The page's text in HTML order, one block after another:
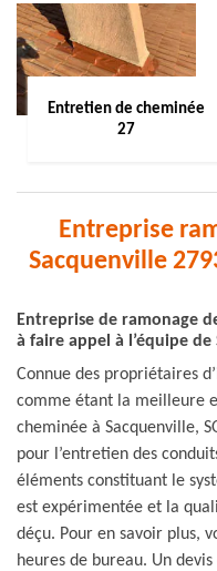
Entretien de cheminée
27
Entreprise
Sacquenville
Entreprise de ramonage
à faire appel à l’équipe de
Connue des propriétaires
comme étant la meilleure
cheminée à Sacquenville,
pour l’entretien des
éléments constituant le
est expérimentée et la
déçu. Pour en savoir plus,
heures de bureau. Un